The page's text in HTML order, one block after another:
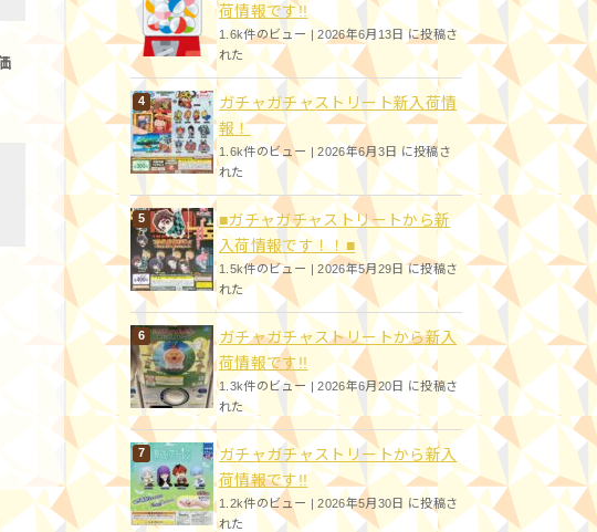
荷情報です!!
1.6k件のビュー|2026年6月13日 に投稿さ
れた
ガチャガチャストリート新入荷情
報！
1.6k件のビュー |2026年6月3日 に投稿さ
れた
■ガチャガチャストリートから新
入荷情報です！！■
1.5k件のビュー |2026年5月29日 に投稿さ
れた
ガチャガチャストリートから新入
荷情報です!!
1.3k件のビュー|2026年6月20日 に投稿さ
れた
ガチャガチャストリートから新入
荷情報です!!
1.2k件のビュー |2026年5月30日 に投稿さ
れた